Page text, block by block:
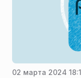
02 марта 2024